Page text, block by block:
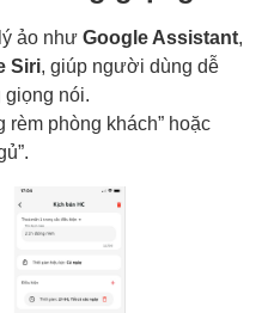
ảo như Google Assistant,
Siri, giúp người dùng dễ
giọng nói.
rèm phòng khách” hoặc